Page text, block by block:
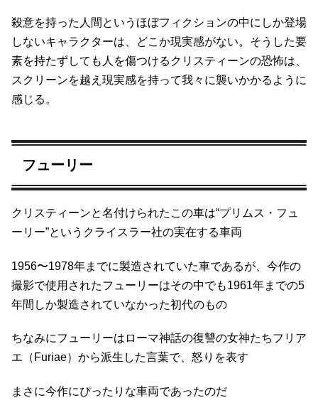
殺意を持った人間というほぼフィクションの中にしか登場
しないキャラクターは、どこか現実感がない。そうした要
素を持たずしても人を傷つけるクリスティーンの恐怖は、
スクリーンを越え現実感を持って我々に襲いかかるように
感じる。
フューリー
クリスティーンと名付けられたこの車は“プリムス・フュ
ーリー”というクライスラー社の実在する車両
1956〜1978年までに製造されていた車であるが、今作の
撮影で使用されたフューリーはその中でも1961年までの5
年間しか製造されていなかった初代のもの
ちなみにフューリーはローマ神話の復讐の女神たちフリア
エ（Furiae）から派生した言葉で、怒りを表す
まさに今作にぴったりな車両であったのだ